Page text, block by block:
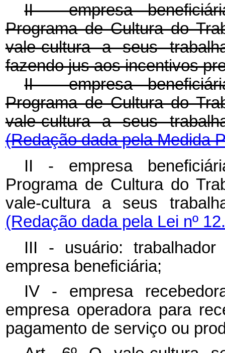
II - empresa
Programa de Cultura do
vale-cultura a seus
fazendo jus aos incentivos
II - empresa
Programa de Cultura do
vale-cultura a seus
(Redação dada pela Medida
II - empresa
Programa de Cultura do
vale-cultura a seus
(Redação dada pela Lei nº
III - usuário:
empresa beneficiária;
IV - empresa
empresa operadora para
pagamento de serviço ou